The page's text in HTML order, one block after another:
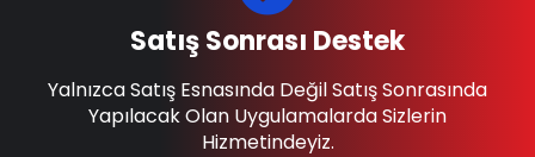
Satış Sonrası Destek
Yalnızca Satış Esnasında Değil Satış Sonrasında
Yapılacak Olan Uygulamalarda Sizlerin
Hizmetindeyiz.